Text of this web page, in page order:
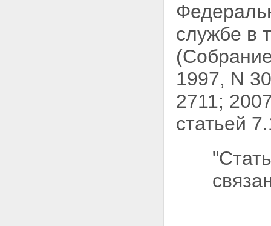
службе в
1997, N
2711;
статьей